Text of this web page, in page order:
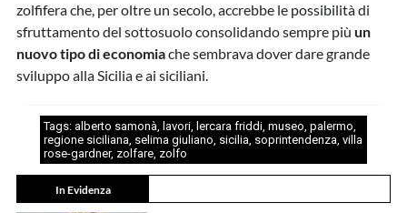
zolfifera che, per oltre un secolo, accrebbe le possibilità di
sfruttamento del sottosuolo consolidando sempre più un
nuovo tipo di economiache sembrava dover dare grande
sviluppo alla Sicilia e ai siciliani.
Tags: alberto samonà, lavori, lercara friddi, museo, palermo,
regione siciliana, selima giuliano, sicilia, soprintendenza, villa
rose-gardner, zolfare, zolfo
In Evidenza